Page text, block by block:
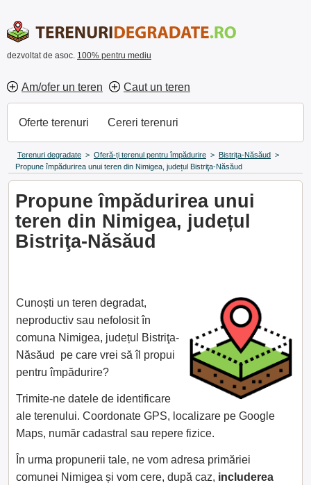
dezvoltat de asoc. 100% pentru mediu
Am/ofer un teren Caut un teren
Oferte terenuri Cereri terenuri
Terenuri degradate > Oferă-ți terenul pentru împădurire > Bistriţa-Năsăud >
Propune împădurirea unui teren din Nimigea, județul Bistriţa-Năsăud
Propune împădurirea unui
teren din Nimigea, județul
Bistriţa-Năsăud
Cunoști un teren degradat,
neproductiv sau nefolosit în
comuna Nimigea, județul Bistriţa-
Năsăud pe care vrei să îl propui
pentru împădurire?
Trimite-ne datele de identificare
ale terenului. Coordonate GPS, localizare pe Google
Maps, număr cadastral sau repere fizice.
În urma propunerii tale, ne vom adresa primăriei
comunei Nimigea și vom cere, după caz, includerea